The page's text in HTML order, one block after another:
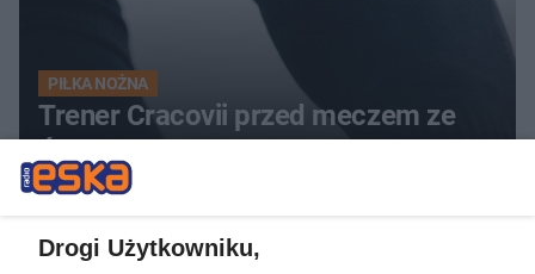
PIŁKA NOŻNA
Trener Cracovii przed meczem ze
Śląskiem Wrocław. Czy przełamie
serię bez wygranej?
Drogi Użytkowniku,